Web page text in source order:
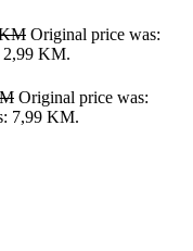
Original price was:
2,99 KM.
Original price was:
7,99 KM.